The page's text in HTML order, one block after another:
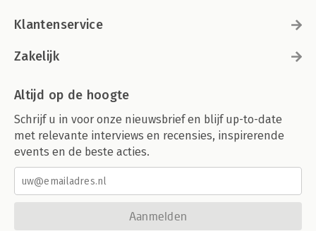
Klantenservice
Zakelijk
Altijd op de hoogte
Schrijf u in voor onze nieuwsbrief en blijf up-to-date
met relevante interviews en recensies, inspirerende
events en de beste acties.
Aanmelden